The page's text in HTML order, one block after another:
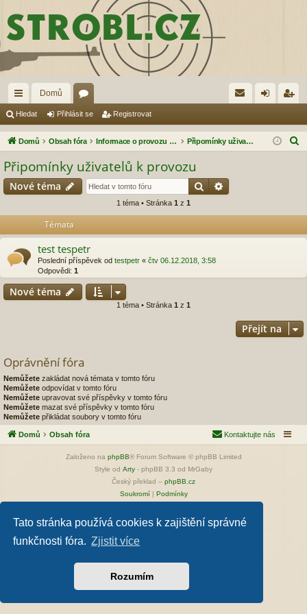
Tato stránka používá cookies k zajištění správné
funkčnosti fóra. Zjistit více
Rozumím
yc
hl
od
ka
zy
Domů
ór
a lá ist
Hledat Přihlásit se Registrovat
Domů Obsah fóra Informace o provozu znalostní báze STROBL.CZ Připomínky uživatelů k provozu
t
Připomínky uživatelů k provozu
Nové téma Hledat
1 téma • Stránka 1 z 1
Témata
test tespetr
Poslední příspěvek od testpetr « čtv 06.12.2018, 3:58
Odpovědi: 1
Nové téma
1 téma • Stránka 1 z 1
Přejít na
Oprávnění fóra
Nemůžete zakládat nová témata v tomto fóru
Nemůžete odpovídat v tomto fóru
Nemůžete upravovat své příspěvky v tomto fóru
Nemůžete mazat své příspěvky v tomto fóru
Nemůžete přikládat soubory v tomto fóru
Domů Obsah fóra Kontaktujte nás
Založeno na phpBB® Forum Software © phpBB Limited
Style od Arty - phpBB 3.3 od MrGaby
Český překlad – phpBB.cz
Soukromí| Podmínky